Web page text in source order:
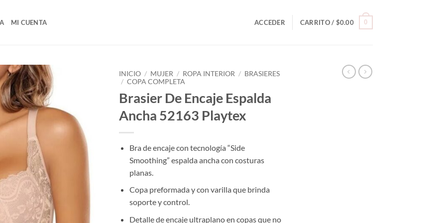
MI CUENTA ACCEDER CARRITO / $0.00 0
INICIO / MUJER / ROPA INTERIOR / BRASIERES
/ COPA COMPLETA
Brasier De Encaje Espalda
Ancha 52163 Playtex
Bra de encaje con tecnología “Side
Smoothing” espalda ancha con costuras
planas.
Copa preformada y con varilla que brinda
soporte y control.
Detalle de encaje ultraplano en copas que no